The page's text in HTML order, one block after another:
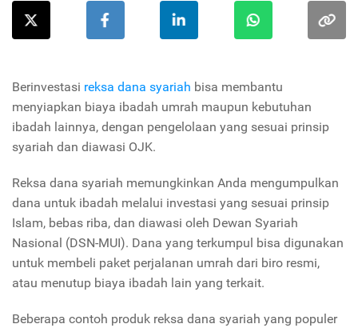
Berinvestasi reksa dana syariah bisa membantu
menyiapkan biaya ibadah umrah maupun kebutuhan
ibadah lainnya, dengan pengelolaan yang sesuai prinsip
syariah dan diawasi OJK.
Reksa dana syariah memungkinkan Anda mengumpulkan
dana untuk ibadah melalui investasi yang sesuai prinsip
Islam, bebas riba, dan diawasi oleh Dewan Syariah
Nasional (DSN-MUI). Dana yang terkumpul bisa digunakan
untuk membeli paket perjalanan umrah dari biro resmi,
atau menutup biaya ibadah lain yang terkait.
Beberapa contoh produk reksa dana syariah yang populer